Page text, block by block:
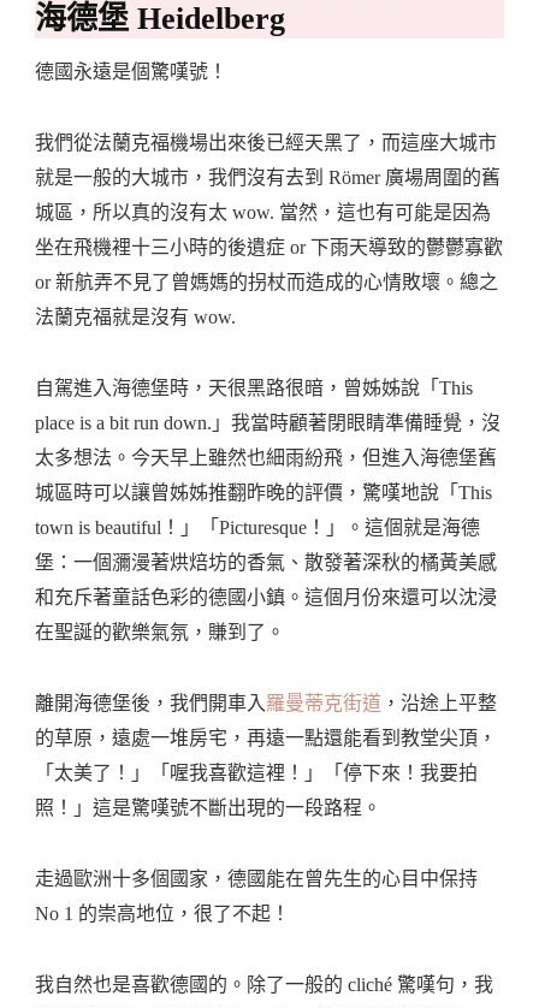
海德堡 Heidelberg
德國永遠是個驚嘆號！
我們從法蘭克福機場出來後已經天黑了，而這座大城市
就是一般的大城市，我們沒有去到 Römer 廣場周圍的舊
城區，所以真的沒有太 wow. 當然，這也有可能是因為
坐在飛機裡十三小時的後遺症 or 下雨天導致的鬱鬱寡歡
or 新航弄不見了曾媽媽的拐杖而造成的心情敗壞。總之
法蘭克福就是沒有 wow.
自駕進入海德堡時，天很黑路很暗，曾姊姊說「This
place is a bit run down.」我當時顧著閉眼睛準備睡覺，沒
太多想法。今天早上雖然也細雨紛飛，但進入海德堡舊
城區時可以讓曾姊姊推翻昨晚的評價，驚嘆地說「This
town is beautiful！」「Picturesque！」。這個就是海德
堡：一個瀰漫著烘焙坊的香氣、散發著深秋的橘黃美感
和充斥著童話色彩的德國小鎮。這個月份來還可以沈浸
在聖誕的歡樂氣氛，賺到了。
離開海德堡後，我們開車入羅曼蒂克街道 ，沿途上平整
的草原，遠處一堆房宅，再遠一點還能看到教堂尖頂，
「太美了！」「喔我喜歡這裡！」「停下來！我要拍
照！」這是驚嘆號不斷出現的一段路程。
走過歐洲十多個國家，德國能在曾先生的心目中保持
No 1 的崇高地位，很了不起！
我自然也是喜歡德國的。除了一般的 cliché 驚嘆句，我